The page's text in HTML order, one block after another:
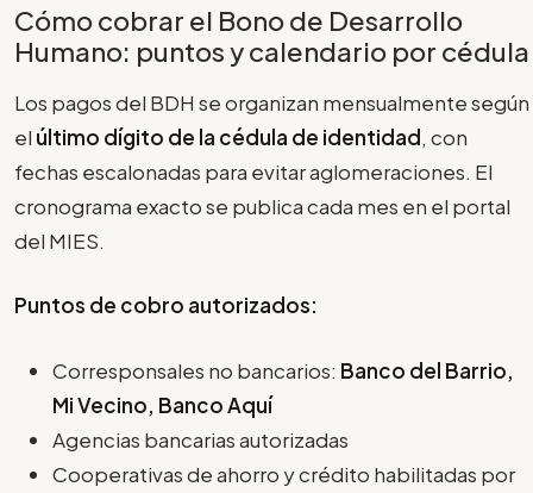
Cómo cobrar el Bono de Desarrollo
Humano: puntos y calendario por cédula
Los pagos del BDH se organizan mensualmente según
el último dígito de la cédula de identidad, con
fechas escalonadas para evitar aglomeraciones. El
cronograma exacto se publica cada mes en el portal
del MIES.
Puntos de cobro autorizados:
Corresponsales no bancarios: Banco del Barrio,
Mi Vecino, Banco Aquí
Agencias bancarias autorizadas
Cooperativas de ahorro y crédito habilitadas por